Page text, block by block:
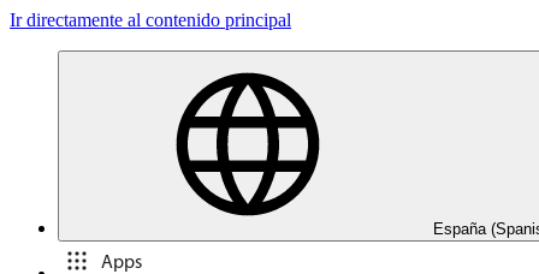
Ir directamente al contenido principal
España
Apps